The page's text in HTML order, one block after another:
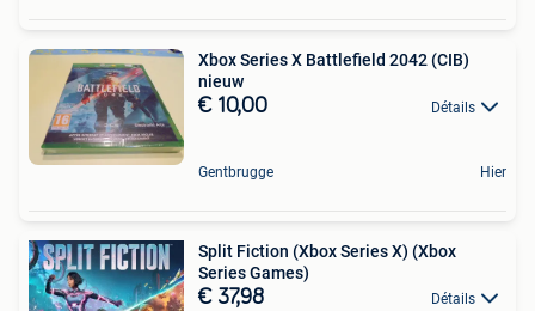
Xbox Series X Battlefield 2042 (CIB)
nieuw
€ 10,00 Détails
Gentbrugge Hier
Split Fiction (Xbox Series X) (Xbox
Series Games)
€ 37,98 Détails